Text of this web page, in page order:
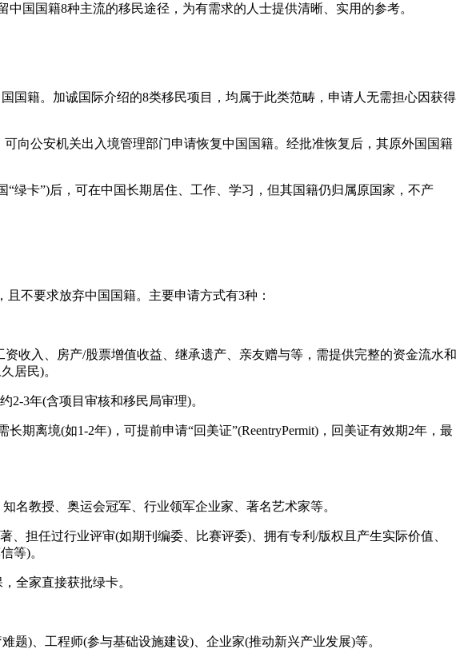
国国籍8种主流的移民途径，为有需求的人士提供清晰、实用的参考。
国籍。加诚国际介绍的8类移民项目，均属于此类范畴，申请人无需担心因获得
向公安机关出入境管理部门申请恢复中国国籍。经批准恢复后，其原外国国籍
绿卡”)后，可在中国长期居住、工作、学习，但其国籍仍归属原国家，不产
不要求放弃中国国籍。主要申请方式有3种：
收入、房产/股票增值收益、继承遗产、亲友赠与等，需提供完整的资金流水和
居民)。
2-3年(含项目审核和移民局审理)。
期离境(如1-2年)，可提前申请“回美证”(ReentryPermit)，回美证有效期2年，最
名教授、奥运会冠军、行业领军企业家、著名艺术家等。
担任过行业评审(如期刊编委、比赛评委)、拥有专利/版权且产生实际价值、
等)。
全家直接获批绿卡。
题)、工程师(参与基础设施建设)、企业家(推动新兴产业发展)等。